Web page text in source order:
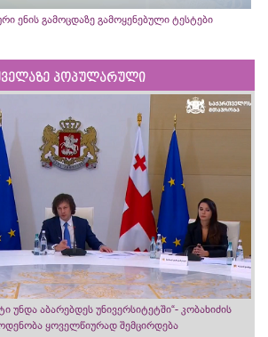
ენის გამოცდაზე გამოყენებული ტესტები
პოპულარული
უნდა აბარებდეს უნივერსიტეტში“- კობახიძის
ყოველწიურად შემცირდება